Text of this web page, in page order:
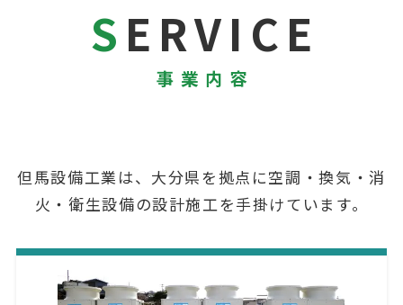
SERVICE
事業内容
但馬設備工業は、大分県を拠点に空調・換気・消
火・衛生設備の設計施工を手掛けています。